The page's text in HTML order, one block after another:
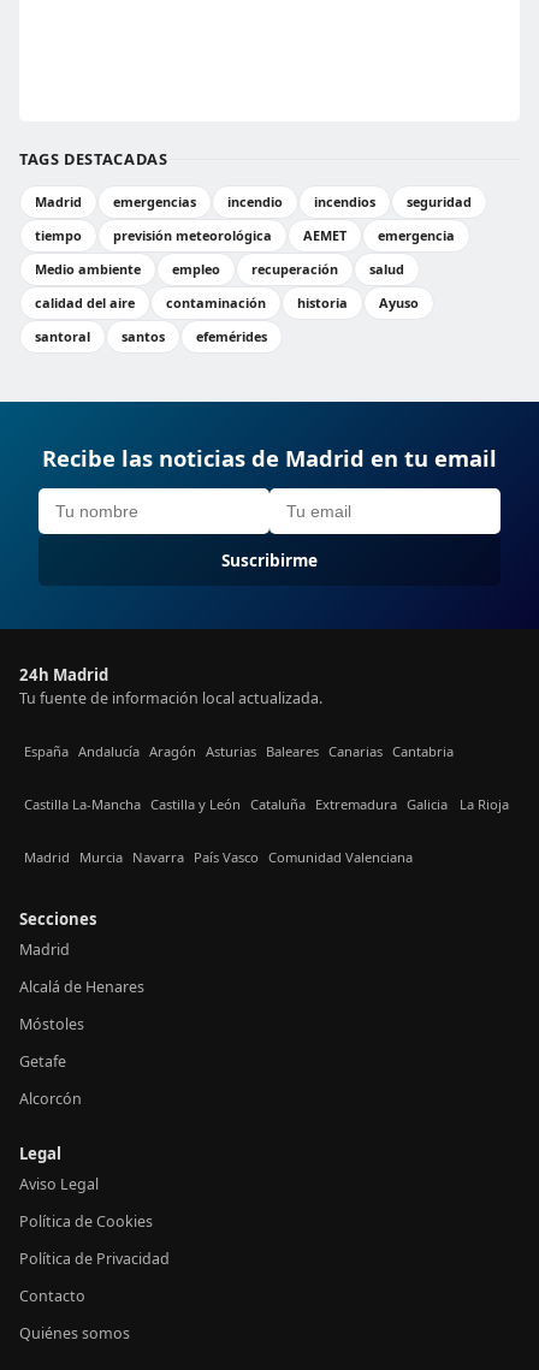
TAGS DESTACADAS
Madrid emergencias incendio incendios
seguridad
tiempo
previsión meteorológica AEMET
emergencia
Medio ambiente
empleo recuperación
salud
calidad del aire
contaminación historia
Ayuso
santoral
santos efemérides
Recibe las noticias de Madrid en tu email
Suscribirme
24h Madrid
Tu fuente de información local actualizada.
España Andalucía Aragón Asturias Baleares Canarias Cantabria
Castilla La-Mancha Castilla y León Cataluña Extremadura Galicia La Rioja
Madrid Murcia Navarra País Vasco Comunidad Valenciana
Secciones
Madrid
Alcalá de Henares
Móstoles
Getafe
Alcorcón
Legal
Aviso Legal
Política de Cookies
Política de Privacidad
Contacto
Quiénes somos